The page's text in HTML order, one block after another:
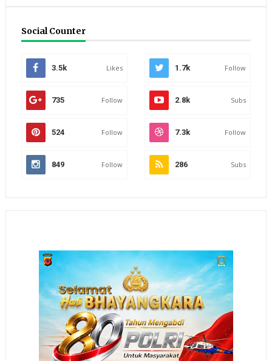
Social Counter
3.5k Likes 1.7k Follow
735 Follow 2.8k Subs
524 Follow 7.3k Follow
849 Follow 286 Subs